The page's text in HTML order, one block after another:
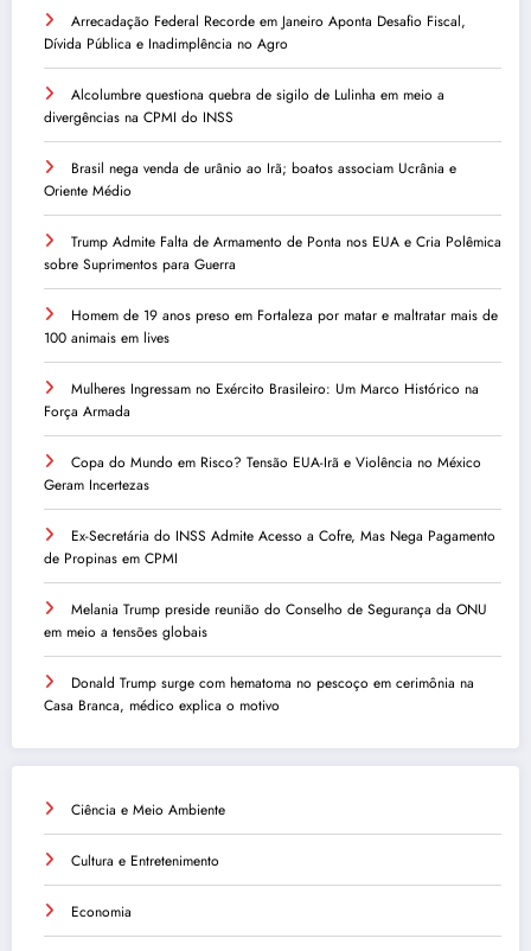
Arrecadação Federal Recorde em Janeiro Aponta Desafio Fiscal,
Dívida Pública e Inadimplência no Agro
Alcolumbre questiona quebra de sigilo de Lulinha em meio a
divergências na CPMI do INSS
Brasil nega venda de urânio ao Irã; boatos associam Ucrânia e
Oriente Médio
Trump Admite Falta de Armamento de Ponta nos EUA e Cria Polêmica
sobre Suprimentos para Guerra
Homem de 19 anos preso em Fortaleza por matar e maltratar mais de
100 animais em lives
Mulheres Ingressam no Exército Brasileiro: Um Marco Histórico na
Força Armada
Copa do Mundo em Risco? Tensão EUA-Irã e Violência no México
Geram Incertezas
Ex-Secretária do INSS Admite Acesso a Cofre, Mas Nega Pagamento
de Propinas em CPMI
Melania Trump preside reunião do Conselho de Segurança da ONU
em meio a tensões globais
Donald Trump surge com hematoma no pescoço em cerimônia na
Casa Branca, médico explica o motivo
Ciência e Meio Ambiente
Cultura e Entretenimento
Economia